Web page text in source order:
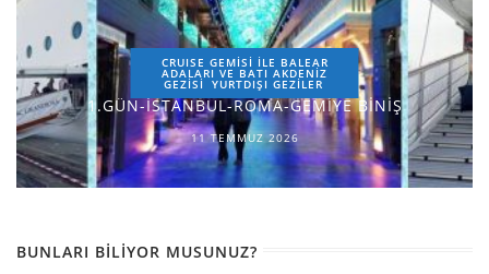
CRUISE GEMİSİ İLE BALEAR
ADALARI VE BATI AKDENİZ
GEZİSİ YURTDIŞI GEZILER
1.GÜN-İSTANBUL-ROMA-GEMİYE BİNİŞ
11 TEMMUZ 2026
BUNLARI BILIYOR MUSUNUZ?